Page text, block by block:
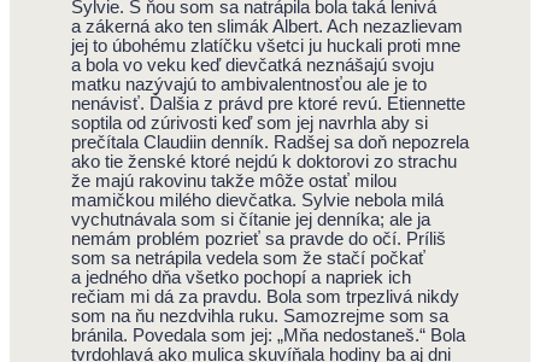
Sylvie. S ňou som sa natrápila bola taká lenivá
a zákerná ako ten slimák Albert. Ach nezazlievam
jej to úbohému zlatíčku všetci ju huckali proti mne
a bola vo veku keď dievčatká neznášajú svoju
matku nazývajú to ambivalentnosťou ale je to
nenávisť. Ďalšia z právd pre ktoré revú. Etiennette
soptila od zúrivosti keď som jej navrhla aby si
prečítala Claudiin denník. Radšej sa doň nepozrela
ako tie ženské ktoré nejdú k doktorovi zo strachu
že majú rakovinu takže môže ostať milou
mamičkou milého dievčatka. Sylvie nebola milá
vychutnávala som si čítanie jej denníka; ale ja
nemám problém pozrieť sa pravde do očí. Príliš
som sa netrápila vedela som že stačí počkať
a jedného dňa všetko pochopí a napriek ich
rečiam mi dá za pravdu. Bola som trpezlivá nikdy
som na ňu nezdvihla ruku. Samozrejme som sa
bránila. Povedala som jej: „Mňa nedostaneš.“ Bola
tvrdohlavá ako mulica skuvíňala hodiny ba aj dni